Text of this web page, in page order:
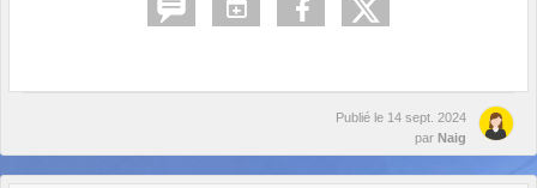
Publié le 14 sept. 2024
par Naig